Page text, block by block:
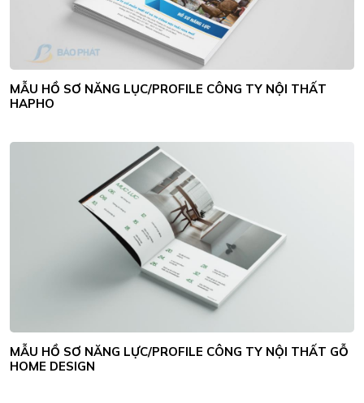
MẪU HỒ SƠ NĂNG LỤC/PROFILE CÔNG TY NỘI THẤT
HAPHO
MẪU HỒ SƠ NĂNG LỰC/PROFILE CÔNG TY NỘI THẤT GỖ
HOME DESIGN